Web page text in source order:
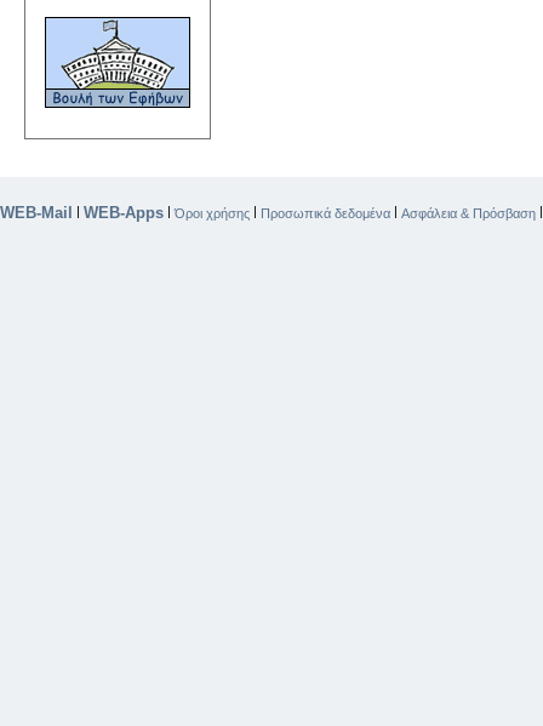
WEB-Mail WEB-Apps |Όροι χρήσης Προσωπικά δεδομένα Ασφάλεια & Πρόσβαση